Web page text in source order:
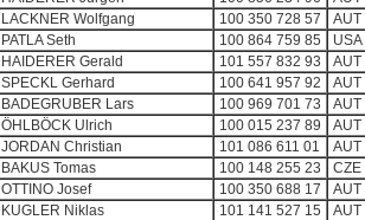
LACKNER Wolfgang 100 350 728 57 AUT
PATLA Seth 100 864 759 85 USA
HAIDERER Gerald 101 557 832 93 AUT
SPECKL Gerhard 100 641 957 92 AUT
BADEGRUBER Lars 100 969 701 73 AUT
ÖHLBÖCK Ulrich 100 015 237 89 AUT
JORDAN Christian 101 086 611 01 AUT
BAKUS Tomas 100 148 255 23 CZE
OTTINO Josef 100 350 688 17 AUT
KUGLER Niklas 101 141 527 15 AUT